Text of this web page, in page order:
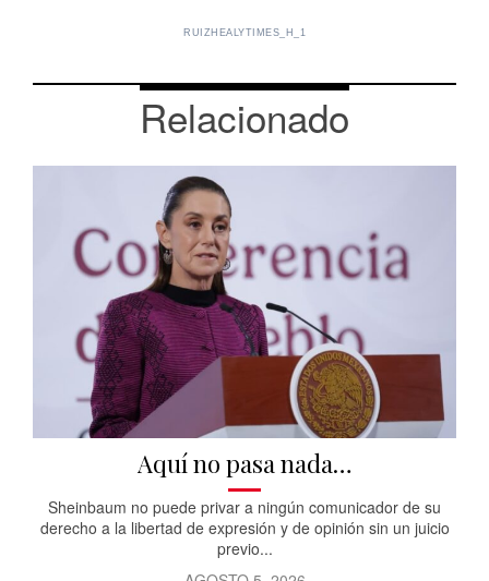
RUIZHEALYTIMES_H_1
Relacionado
Aquí no pasa nada…
Sheinbaum no puede privar a ningún comunicador de su
derecho a la libertad de expresión y de opinión sin un juicio
previo...